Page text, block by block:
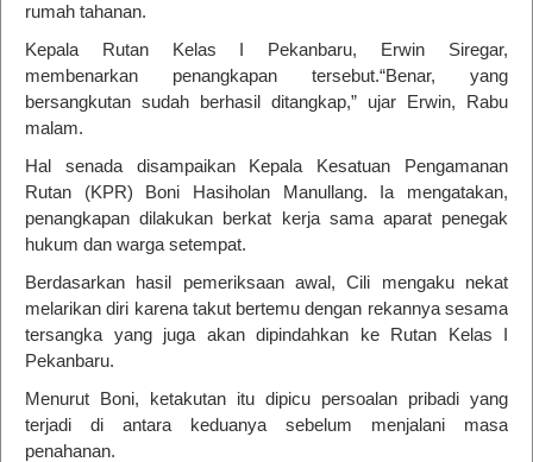
rumah tahanan.
Kepala Rutan Kelas I Pekanbaru, Erwin Siregar,
membenarkan penangkapan tersebut.“Benar, yang
bersangkutan sudah berhasil ditangkap,” ujar Erwin, Rabu
malam.
Hal senada disampaikan Kepala Kesatuan Pengamanan
Rutan (KPR) Boni Hasiholan Manullang. Ia mengatakan,
penangkapan dilakukan berkat kerja sama aparat penegak
hukum dan warga setempat.
Berdasarkan hasil pemeriksaan awal, Cili mengaku nekat
melarikan diri karena takut bertemu dengan rekannya sesama
tersangka yang juga akan dipindahkan ke Rutan Kelas I
Pekanbaru.
Menurut Boni, ketakutan itu dipicu persoalan pribadi yang
terjadi di antara keduanya sebelum menjalani masa
penahanan.